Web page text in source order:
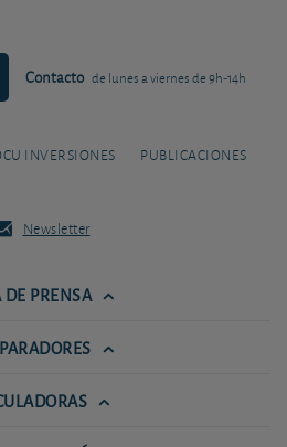
Contacto de lunes a viernes de 9h-14h
INVERSIONES PUBLICACIONES
Newsletter
DE PRENSA